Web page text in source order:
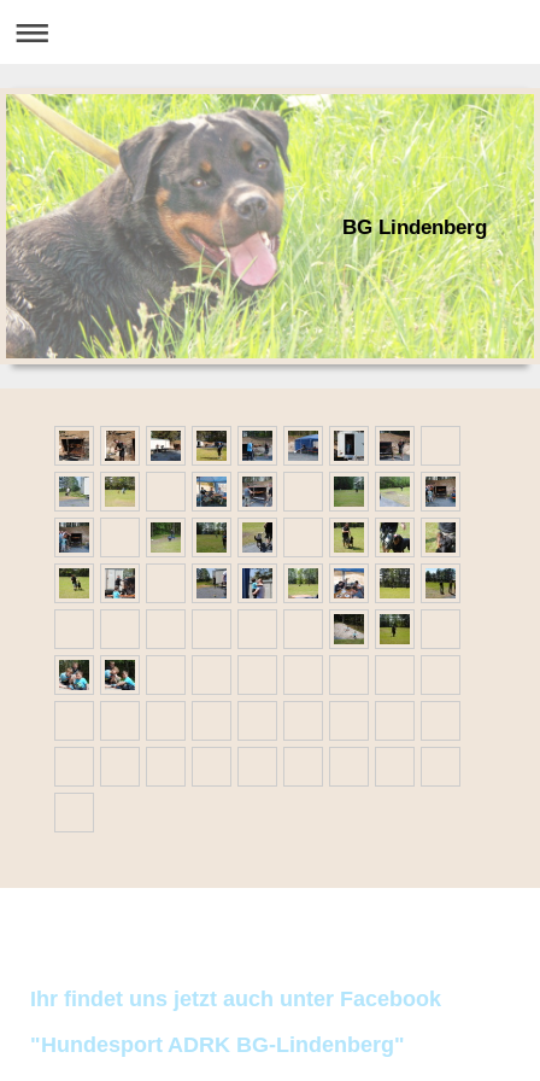
BG Lindenberg
Ihr findet uns jetzt auch unter Facebook
"Hundesport ADRK BG-Lindenberg"